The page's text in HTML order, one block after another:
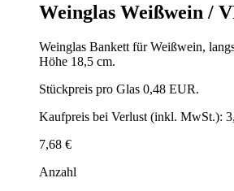
Weinglas Weißwein /
Weinglas Bankett für Weißwein,
Höhe 18,5 cm.
Stückpreis pro Glas 0,48 EUR.
Kaufpreis bei Verlust (inkl. MwSt.):
7,68 €
Anzahl